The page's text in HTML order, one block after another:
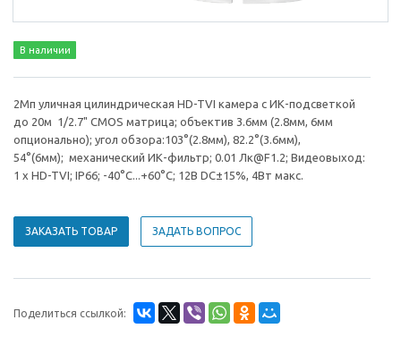
В наличии
2Мп уличная цилиндрическая HD-TVI камера с ИК-подсветкой
до 20м 1/2.7" CMOS матрица; объектив 3.6мм (2.8мм, 6мм
опционально); угол обзора:103°(2.8мм), 82.2°(3.6мм),
54°(6мм); механический ИК-фильтр; 0.01 Лк@F1.2; Видеовыход:
1 х HD-TVI; IP66; -40°С...+60°С; 12В DC±15%, 4Вт макс.
ЗАКАЗАТЬ ТОВАР ЗАДАТЬ ВОПРОС
Поделиться ссылкой: